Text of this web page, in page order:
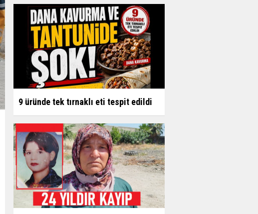
9 üründe tek tırnaklı eti tespit edildi